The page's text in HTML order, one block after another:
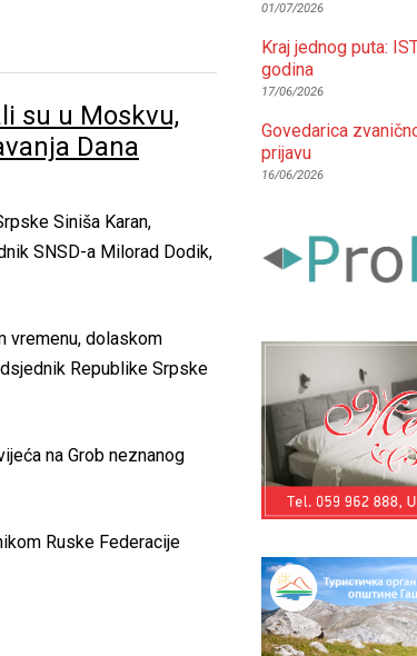
su u Moskvu,
Dana
Siniša Karan,
SNSD-a Milorad Dodik,
vremenu, dolaskom
Republike Srpske
na Grob neznanog
Ruske Federacije
01/07/2026
Kraj jednog puta:
godina
17/06/2026
Govedarica
prijavu
16/06/2026